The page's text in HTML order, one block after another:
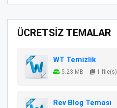
ÜCRETSİZ TEMALAR
WT Temizlik
5.23 MB 1 file(s)
Rev Blog Teması